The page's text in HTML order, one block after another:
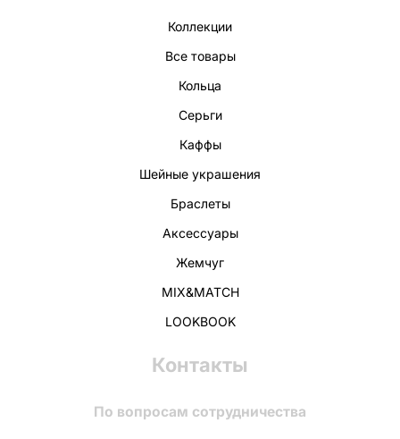
Коллекции
Все товары
Кольца
Серьги
Каффы
Шейные украшения
Браслеты
Аксессуары
Жемчуг
MIX&MATCH
LOOKBOOK
Контакты
По вопросам сотрудничества